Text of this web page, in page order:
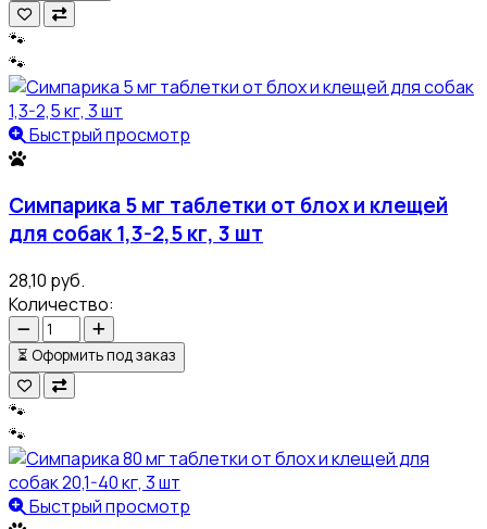
🐾
🐾
Быстрый просмотр
Симпарика 5 мг таблетки от блох и клещей
для собак 1,3-2,5 кг, 3 шт
28,10 руб.
Количество:
⏳ Оформить под заказ
🐾
🐾
Быстрый просмотр